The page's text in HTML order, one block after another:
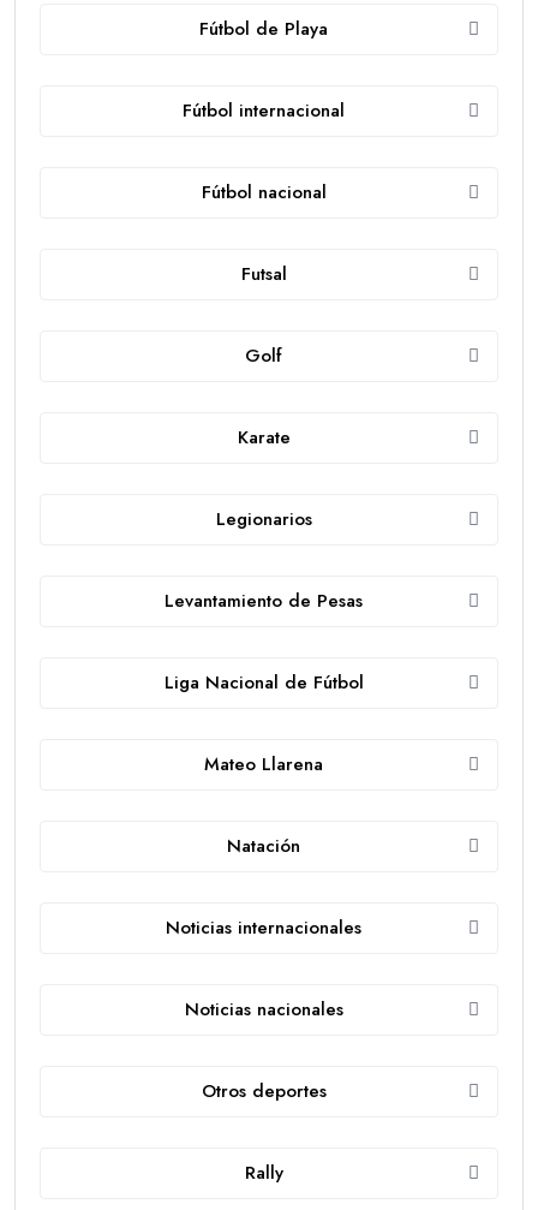
Fútbol de Playa
Fútbol internacional
Fútbol nacional
Futsal
Golf
Karate
Legionarios
Levantamiento de Pesas
Liga Nacional de Fútbol
Mateo Llarena
Natación
Noticias internacionales
Noticias nacionales
Otros deportes
Rally